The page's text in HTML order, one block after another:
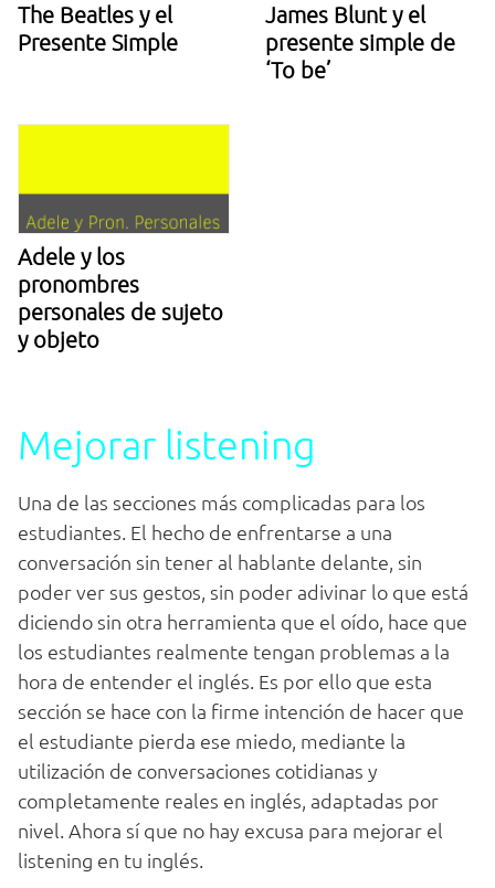
The Beatles y el
Presente Simple
James Blunt y el
presente simple de
‘To be’
Adele y los
pronombres
personales de sujeto
y objeto
Mejorar listening
Una de las secciones más complicadas para los
estudiantes. El hecho de enfrentarse a una
conversación sin tener al hablante delante, sin
poder ver sus gestos, sin poder adivinar lo que está
diciendo sin otra herramienta que el oído, hace que
los estudiantes realmente tengan problemas a la
hora de entender el inglés. Es por ello que esta
sección se hace con la firme intención de hacer que
el estudiante pierda ese miedo, mediante la
utilización de conversaciones cotidianas y
completamente reales en inglés, adaptadas por
nivel. Ahora sí que no hay excusa para mejorar el
listening en tu inglés.